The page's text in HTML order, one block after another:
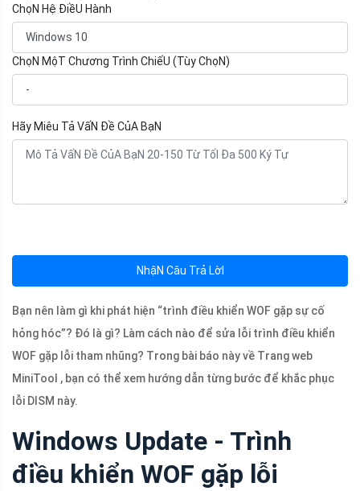
ChọN Hệ ĐiềU Hành
ChọN MộT Chương Trình ChiếU (Tùy ChọN)
Hãy Miêu Tả VấN Đề CủA BạN
NhậN Câu Trả LờI
Bạn nên làm gì khi phát hiện “trình điều khiển WOF gặp sự cố
hỏng hóc”? Đó là gì? Làm cách nào để sửa lỗi trình điều khiển
WOF gặp lỗi tham nhũng? Trong bài báo này về Trang web
MiniTool , bạn có thể xem hướng dẫn từng bước để khắc phục
lỗi DISM này.
Windows Update - Trình
điều khiển WOF gặp lỗi